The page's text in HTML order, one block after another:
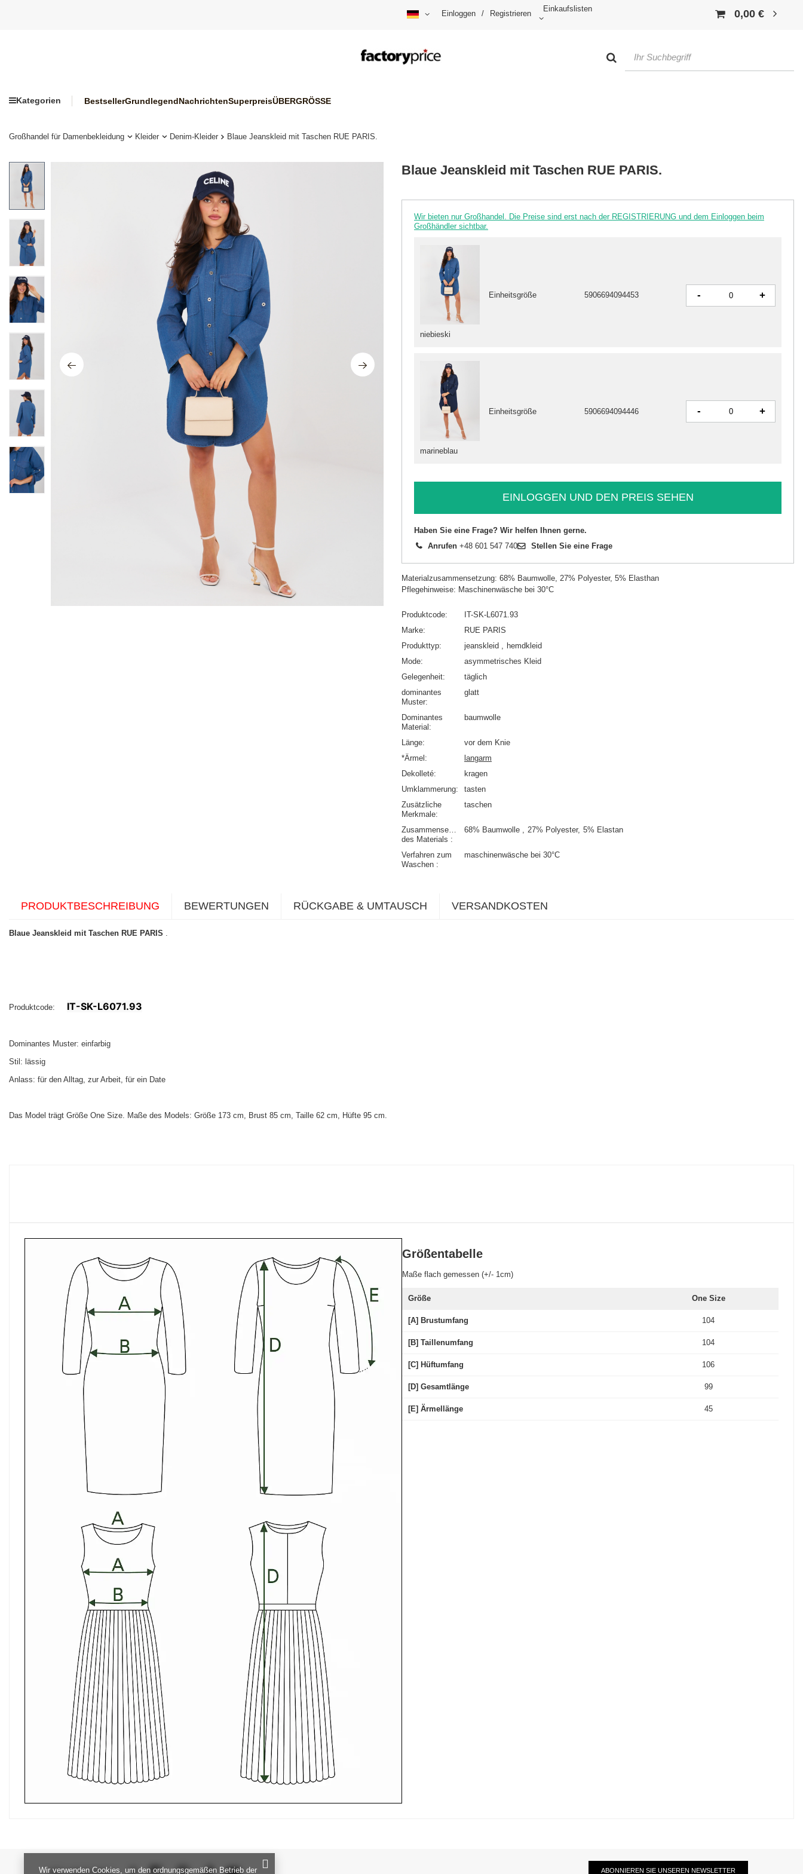
Einloggen / Registrieren
Einkaufslisten 0,00 €
Kategorien BestsellerGrundlegendNachrichtenSuperpreisÜBERGRÖSSE
Großhandel für Damenbekleidung Kleider Denim-Kleider Blaue Jeanskleid mit Taschen RUE PARIS.
Blaue Jeanskleid mit Taschen RUE PARIS.
Wir bieten nur Großhandel. Die Preise sind erst nach der REGISTRIERUNG und dem Einloggen beim
Großhändler sichtbar.
niebieski
Einheitsgröße 5906694094453 - +
marineblau
Einheitsgröße 5906694094446 - +
EINLOGGEN UND DEN PREIS SEHEN
Haben Sie eine Frage? Wir helfen Ihnen gerne.
Anrufen +48 601 547 740 Stellen Sie eine Frage
Materialzusammensetzung: 68% Baumwolle, 27% Polyester, 5% Elasthan
Pflegehinweise: Maschinenwäsche bei 30°C
Produktcode
IT-SK-L6071.93
Marke
RUE PARIS
Produkttyp
jeanskleid
hemdkleid
Mode
asymmetrisches Kleid
Gelegenheit
täglich
dominantes
Muster
glatt
Dominantes
Material
baumwolle
Länge
vor dem Knie
*Ärmel
langarm
Dekolleté
kragen
Umklammerung
tasten
Zusätzliche
Merkmale
taschen
Zusammensetzung
des Materials
68% Baumwolle 27% Polyester 5% Elastan
Verfahren zum
Waschen
maschinenwäsche bei 30°C
PRODUKTBESCHREIBUNG BEWERTUNGEN RÜCKGABE & UMTAUSCH VERSANDKOSTEN
Blaue Jeanskleid mit Taschen RUE PARIS
Produktcode: IT-SK-L6071.93
Dominantes Muster: einfarbig
Stil: lässig
Anlass: für den Alltag, zur Arbeit, für ein Date
Das Model trägt Größe One Size. Maße des Models: Größe 173 cm, Brust 85 cm, Taille 62 cm, Hüfte 95 cm
Größentabelle
Maße flach gemessen (+/- 1cm)
Größe One Size
[A] Brustumfang 104
[B] Taillenumfang 104
[C] Hüftumfang 106
[D] Gesamtlänge 99
[E] Ärmellänge 45
ABONNIEREN SIE UNSEREN NEWSLETTER
Wir verwenden Cookies, um den ordnungsgemäßen Betrieb der